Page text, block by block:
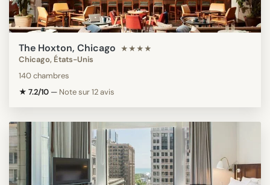
The Hoxton, Chicago ★★★★
Chicago, États-Unis
140 chambres
★ 7.2/10 — Note sur 12 avis